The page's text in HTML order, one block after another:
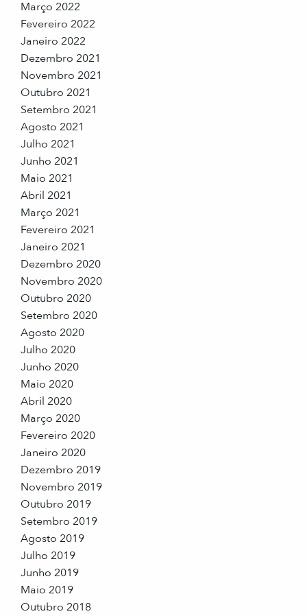
Março 2022
Fevereiro 2022
Janeiro 2022
Dezembro 2021
Novembro 2021
Outubro 2021
Setembro 2021
Agosto 2021
Julho 2021
Junho 2021
Maio 2021
Abril 2021
Março 2021
Fevereiro 2021
Janeiro 2021
Dezembro 2020
Novembro 2020
Outubro 2020
Setembro 2020
Agosto 2020
Julho 2020
Junho 2020
Maio 2020
Abril 2020
Março 2020
Fevereiro 2020
Janeiro 2020
Dezembro 2019
Novembro 2019
Outubro 2019
Setembro 2019
Agosto 2019
Julho 2019
Junho 2019
Maio 2019
Outubro 2018